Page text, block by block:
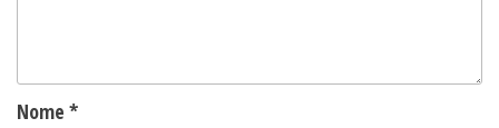
Nome *